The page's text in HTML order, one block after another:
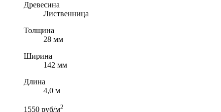
Древесина
Лиственница
Толщина
28 мм
Ширина
142 мм
Длина
4,0 м
1550 руб/м2